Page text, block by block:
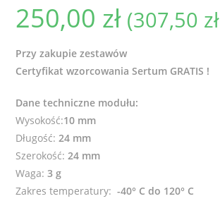
250,00 zł (307,50 zł
Przy zakupie zestawów
Certyfikat wzorcowania Sertum GRATIS !
Dane techniczne modułu:
Wysokość:10 mm
Długość:24 mm
Szerokość:24 mm
Waga:3 g
Zakres temperatury:-40° C do 120° C